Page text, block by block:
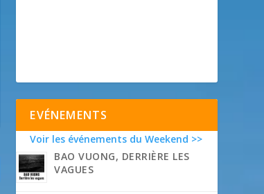
EVÉNEMENTS
Voir les événements du Weekend >>
BAO VUONG, DERRIÈRE LES
VAGUES